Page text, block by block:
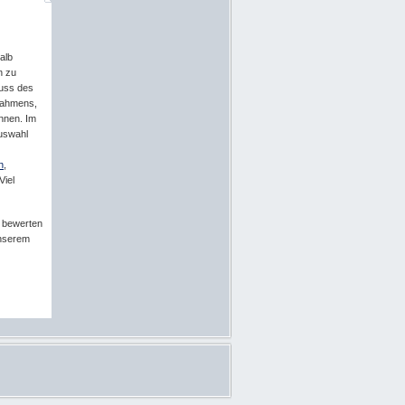
zu
des
Im